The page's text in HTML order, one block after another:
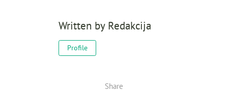
Written by Redakcija
Profile
Share